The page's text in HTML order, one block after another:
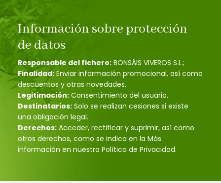
Información sobre protección
de datos
Responsable del fichero: BONSÁIS VIVEROS S.L.;
Finalidad: Enviar información promocional, así como
descuentos y otras novedades.
Legitimación: Consentimiento del usuario.
Destinatarios: Solo se realizan cesiones si existe
una obligación legal.
Derechos: Acceder, rectificar y suprimir, así como
otros derechos, como se indica en la Más
información en nuestra Política de Privacidad.